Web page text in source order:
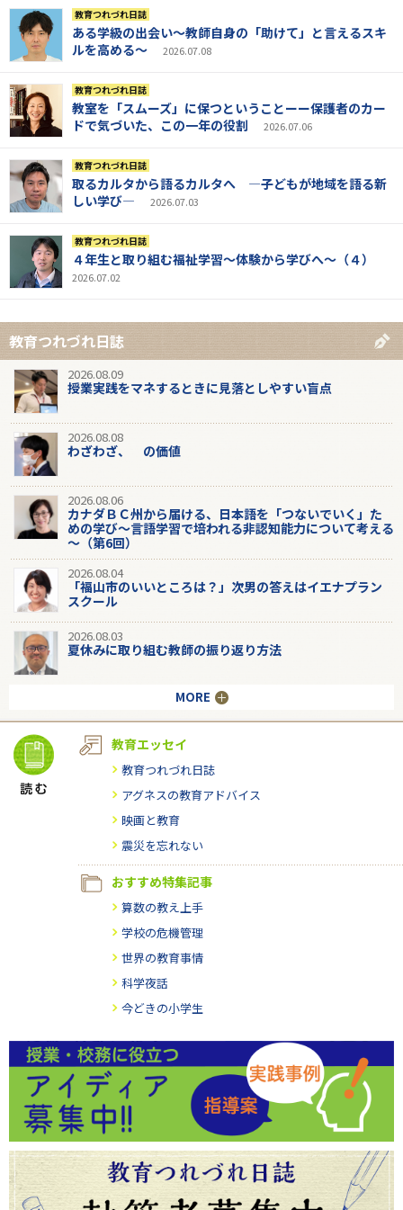
教育つれづれ日誌
ある学級の出会い～教師自身の「助けて」と言えるスキ
ルを高める～
2026.07.08
教育つれづれ日誌
教室を「スムーズ」に保つということーー保護者のカー
ドで気づいた、この一年の役割
2026.07.06
教育つれづれ日誌
取るカルタから語るカルタへ ―子どもが地域を語る新
しい学び―
2026.07.03
教育つれづれ日誌
４年生と取り組む福祉学習～体験から学びへ～（４）
2026.07.02
教育つれづれ日誌
2026.08.09
授業実践をマネするときに見落としやすい盲点
2026.08.08
わざわざ、 の価値
2026.08.06
カナダＢＣ州から届ける、日本語を「つないでいく」た
めの学び～言語学習で培われる非認知能力について考える
～（第6回）
2026.08.04
「福山市のいいところは？」次男の答えはイエナプラン
スクール
2026.08.03
夏休みに取り組む教師の振り返り方法
MORE
教育エッセイ
教育つれづれ日誌
アグネスの教育アドバイス
映画と教育
震災を忘れない
おすすめ特集記事
算数の教え上手
学校の危機管理
世界の教育事情
科学夜話
今どきの小学生